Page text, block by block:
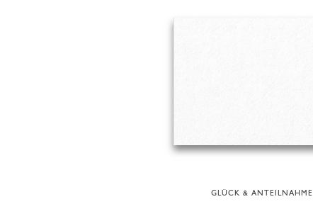
GLÜCK & ANTEILNAHME